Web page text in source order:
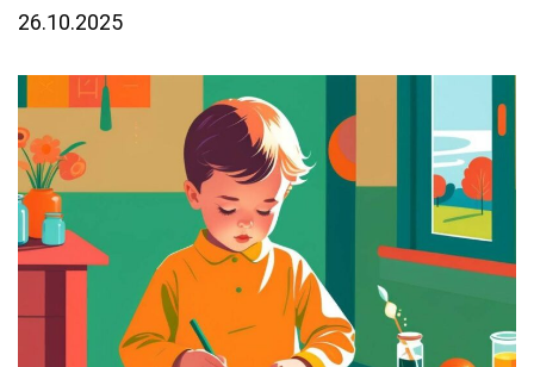
26.10.2025